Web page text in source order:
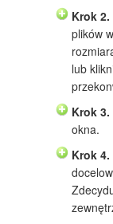
Krok 2.
plików
lub
Krok 3.
okna.
Krok 4.